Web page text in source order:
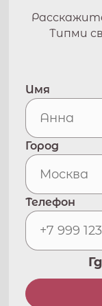
Типми
Имя
Город
Телефон